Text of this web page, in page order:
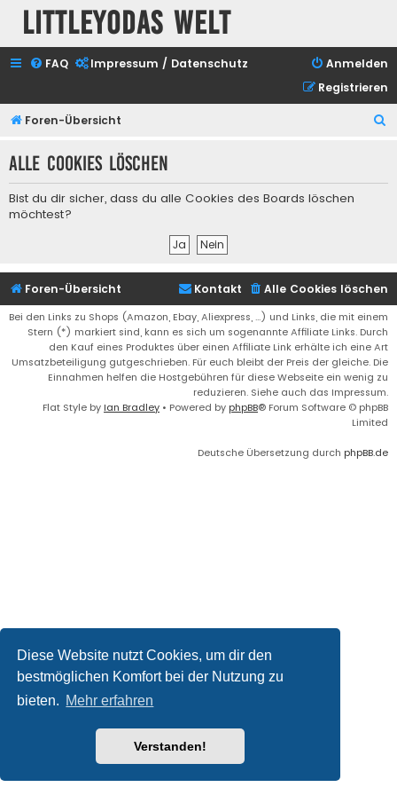
Diese Website nutzt Cookies, um dir den
bestmöglichen Komfort bei der Nutzung zu
bieten. Mehr erfahren
Verstanden!
Littleyodas Welt
FAQ Impressum / Datenschutz
Anmelden
Registrieren
Foren-Übersicht
h
Alle Cookies löschen
Bist du dir sicher, dass du alle Cookies des Boards löschen
möchtest?
Foren-Übersicht Alle Cookies löschen
Kontakt
Bei den Links zu Shops (Amazon, Ebay, Aliexpress, ...) und Links, die mit einem
Stern (*) markiert sind, kann es sich um sogenannte Affiliate Links. Durch
den Kauf eines Produktes über einen Affiliate Link erhälte ich eine Art
Umsatzbeteiligung gutgeschrieben. Für euch bleibt der Preis der gleiche. Die
Einnahmen helfen die Hostgebühren für diese Webseite ein wenig zu
reduzieren. Siehe auch das Impressum.
Flat Style by Ian Bradley • Powered by phpBB® Forum Software © phpBB
Limited
Deutsche Übersetzung durch phpBB.de